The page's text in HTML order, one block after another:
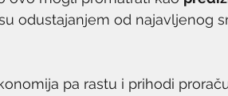
odustajanjem od najavljenog
pa rastu i prihodi